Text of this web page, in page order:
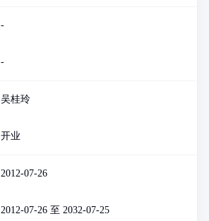
-
-
吴桂玲
开业
2012-07-26
2012-07-26 至 2032-07-25